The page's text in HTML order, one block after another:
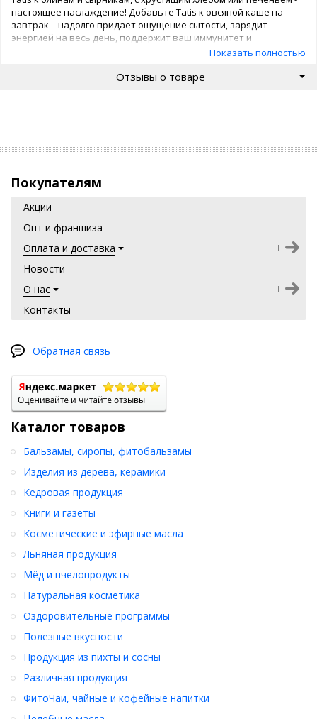
настоящее наслаждение! Добавьте Tatis к овсяной каше на
завтрак – надолго придает ощущение сытости, зарядит
энергией на весь день, поддержит ваш иммунитет и
Как известно, кокос содержит множество целебных веществ,
антимикробного воздействия), поддерживает иммунитет,
онкологических заболеваний!
Показать полностью
Отзывы о товаре
Покупателям
Акции
Опт и франшиза
Оплата и доставка
Новости
О нас
Контакты
Обратная связь
Каталог товаров
Бальзамы, сиропы, фитобальзамы
Изделия из дерева, керамики
Кедровая продукция
Книги и газеты
Косметические и эфирные масла
Льняная продукция
Мёд и пчелопродукты
Натуральная косметика
Оздоровительные программы
Полезные вкусности
Продукция из пихты и сосны
Различная продукция
ФитоЧаи, чайные и кофейные напитки